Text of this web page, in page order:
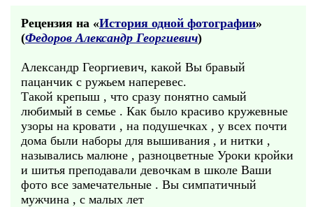
Рецензия на «История одной фотографии»
(Федоров Александр Георгиевич)
Александр Георгиевич, какой Вы бравый
пацанчик с ружьем наперевес.
Такой крепыш , что сразу понятно самый
любимый в семье . Как было красиво кружевные
узоры на кровати , на подушечках , у всех почти
дома были наборы для вышивания , и нитки ,
назывались малюне , разноцветные Уроки кройки
и шитья преподавали девочкам в школе Ваши
фото все замечательные . Вы симпатичный
мужчина , с малых лет